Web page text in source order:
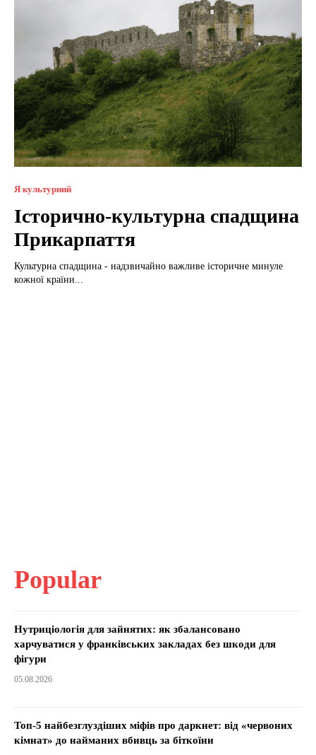
Я культурний
Історично-культурна спадщина
Прикарпаття
Культурна спадщина - надзвичайно важливе історичне минуле
кожної країни...
Popular
Нутриціологія для зайнятих: як збалансовано
харчуватися у франківських закладах без шкоди для
фігури
05.08.2026
Топ-5 найбезглуздіших міфів про даркнет: від «червоних
кімнат» до найманих вбивць за біткоїни